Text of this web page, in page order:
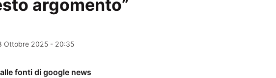
argomento”
Ottobre 2025 - 20:35
fonti di google news